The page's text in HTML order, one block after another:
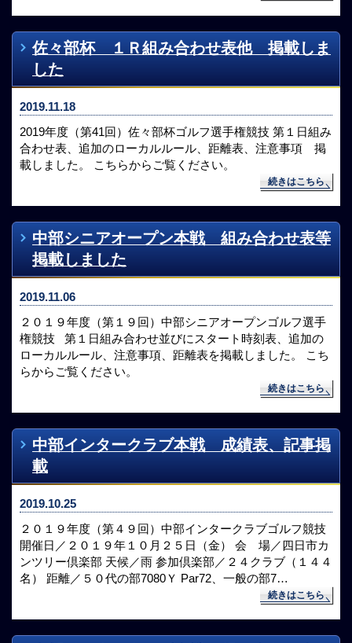
佐々部杯 １Ｒ組み合わせ表他 掲載しま
した
2019.11.18
2019年度（第41回）佐々部杯ゴルフ選手権競技 第１日組み
合わせ表、追加のローカルルール、距離表、注意事項 掲
載しました。 こちらからご覧ください。
続きはこちら
中部シニアオープン本戦 組み合わせ表等
掲載しました
2019.11.06
２０１９年度（第１９回）中部シニアオープンゴルフ選手
権競技 第１日組み合わせ並びにスタート時刻表、追加の
ローカルルール、注意事項、距離表を掲載しました。 こち
らからご覧ください。
続きはこちら
中部インタークラブ本戦 成績表、記事掲
載
2019.10.25
２０１９年度（第４９回）中部インタークラブゴルフ競技
開催日／２０１９年１０月２５日（金） 会 場／四日市カ
ンツリー倶楽部 天候／雨 参加倶楽部／２４クラブ（１４４
名） 距離／５０代の部7080Ｙ Par72、一般の部7…
続きはこちら